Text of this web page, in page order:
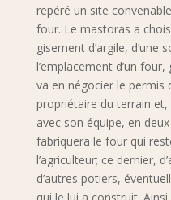
repéré un site
four. Le mastoras a
gisement d’argile, d’une
l’emplacement d’un
va en négocier le permis
propriétaire du terrain
avec son équipe, en
fabriquera le four qui
l’agriculteur; ce dernier,
d’autres potiers,